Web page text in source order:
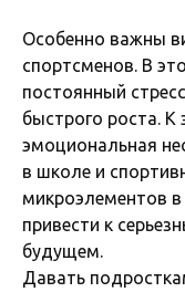
Особенно важны
спортсменов. В
постоянный
быстрого роста.
эмоциональная
в школе и
микроэлементов
привести к
будущем.
Давать